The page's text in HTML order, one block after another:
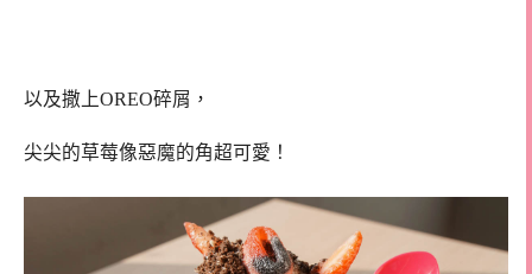
以及撒上OREO碎屑，
尖尖的草莓像惡魔的角超可愛！